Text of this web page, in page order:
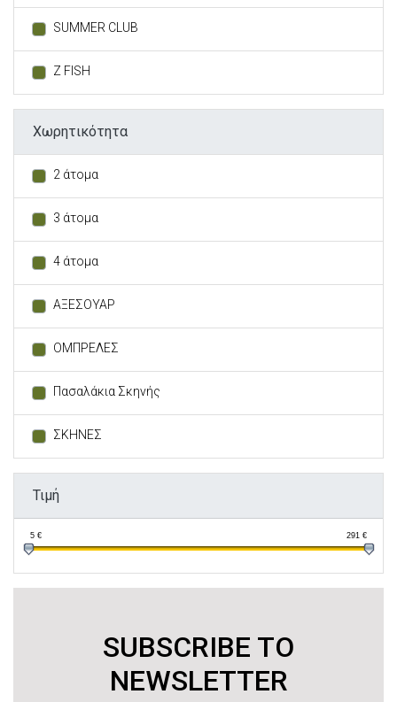
SUMMER CLUB
Z FISH
Χωρητικότητα
2 άτομα
3 άτομα
4 άτομα
ΑΞΕΣΟΥΑΡ
ΟΜΠΡΕΛΕΣ
Πασαλάκια Σκηνής
ΣΚΗΝΕΣ
Τιμή
5 € 291 €
SUBSCRIBE TO
NEWSLETTER